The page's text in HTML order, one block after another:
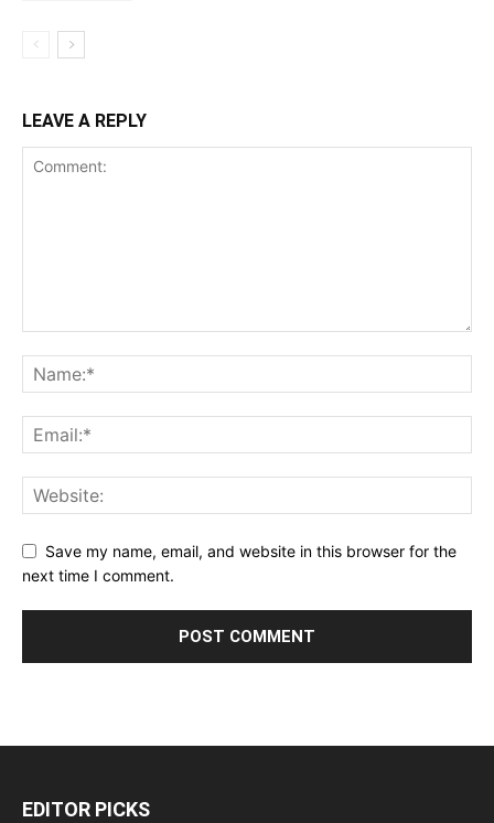
LEAVE A REPLY
Save my name, email, and website in this browser for the
next time I comment.
EDITOR PICKS